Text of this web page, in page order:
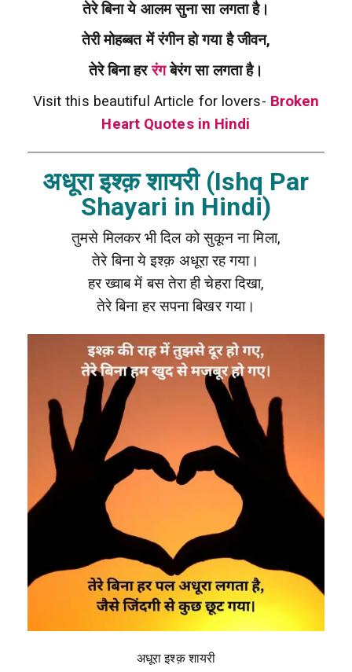
तेरे बिना ये आलम सुना सा लगता है।
तेरी मोहब्बत में रंगीन हो गया है जीवन,
तेरे बिना हररंगबेरंग सा लगता है।
Visit this beautiful Article for lovers- Broken
Heart Quotes in Hindi
अधूरा इश्क़ शायरी (Ishq Par
Shayari in Hindi)
तुमसे मिलकर भी दिल को सुकून ना मिला,
तेरे बिना ये इश्क़ अधूरा रह गया।
हर ख्वाब में बस तेरा ही चेहरा दिखा,
तेरे बिना हर सपना बिखर गया।
अधूरा इश्क़ शायरी